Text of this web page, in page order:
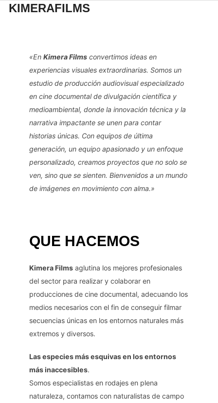
contenido
KIMERAFILMS
«En Kimera Films convertimos ideas en
experiencias visuales extraordinarias. Somos un
estudio de producción audiovisual especializado
en cine documental de divulgación científica y
medioambiental, donde la innovación técnica y la
narrativa impactante se unen para contar
historias únicas. Con equipos de última
generación, un equipo apasionado y un enfoque
personalizado, creamos proyectos que no solo se
ven, sino que se sienten. Bienvenidos a un mundo
de imágenes en movimiento con alma.»
QUE HACEMOS
Kimera Films aglutina los mejores profesionales
del sector para realizar y colaborar en
producciones de cine documental, adecuando los
medios necesarios con el fin de conseguir filmar
secuencias únicas en los entornos naturales más
extremos y diversos.
Las especies más esquivas en los entornos
más inaccesibles.
Somos especialistas en rodajes en plena
naturaleza, contamos con naturalistas de campo